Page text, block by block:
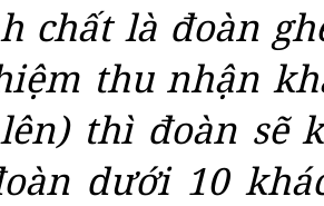
chất là đoàn
thu nhận
thì đoàn sẽ
dưới 10